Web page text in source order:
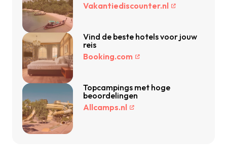
Vakantiediscounter.nl
Vind de beste hotels voor jouw
reis
Booking.com
Topcampings met hoge
beoordelingen
Allcamps.nl